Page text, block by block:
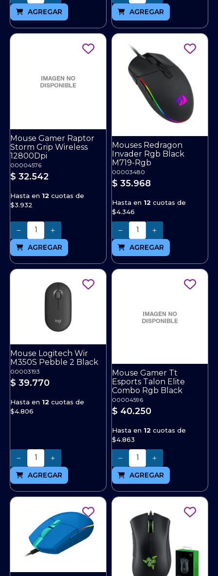
AGREGAR AGREGAR
Mouse Gamer Raptor
Storm Grip Wireless
12800Dpi
00004576
$ 32.542
Hasta en 12 cuotas de
$3.932
Cantidad
AGREGAR
Mouses Redragon
Invader Rgb Black
M719-Rgb
00003480
$ 35.968
Hasta en 12 cuotas de
$4.346
Cantidad
AGREGAR
Mouse Logitech Wir
M350S Pebble 2 Black
00003193
$ 39.770
Hasta en 12 cuotas de
$4.806
Cantidad
AGREGAR
Mouse Gamer Tt
Esports Talon Elite
Combo Rgb Black
00004596
$ 40.250
Hasta en 12 cuotas de
$4.863
Cantidad
AGREGAR